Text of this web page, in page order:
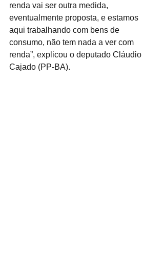
renda vai ser outra medida,
eventualmente proposta, e estamos
aqui trabalhando com bens de
consumo, não tem nada a ver com
renda”, explicou o deputado Cláudio
Cajado (PP-BA).